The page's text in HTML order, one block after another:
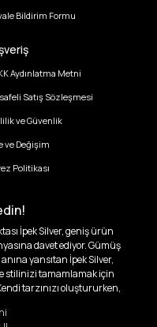
Bildirim Formu
Aydınlatma Metni
Satış Sözleşmesi
ve Güvenlik
ve Değişim
Politikası
İpek Silver, geniş ürün
davet ediyor. Gümüş
anına yansıtan İpek Silver,
stilinizi tamamlamak için
tarzınızı oluştururken,
tanışın.